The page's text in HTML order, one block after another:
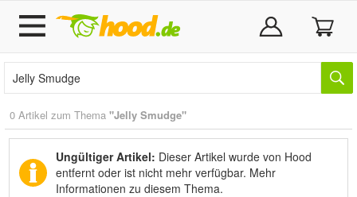
0 Artikel zum Thema "Jelly Smudge"
Ungültiger Artikel: Dieser Artikel wurde von Hood
entfernt oder ist nicht mehr verfügbar. Mehr
Informationen zu diesem Thema.